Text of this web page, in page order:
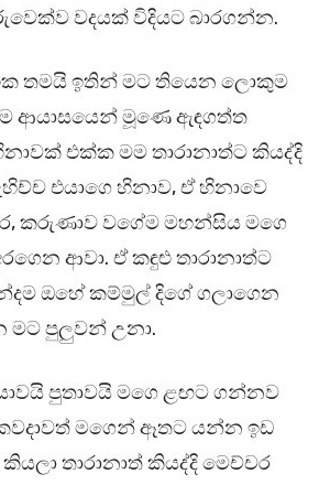
වදයක් විදියට බාරගන්න.
තමයි ඉතින් මට තියෙන ලොකුම
ආයාසයෙන් මූණෙ ඇඳගත්ත
එක්ක මම තාරානාත්ට කියද්දි
එයාගෙ හිනාව, ඒ හිනාවෙ
කරුණාව වගේම මහන්සිය මගෙ
ආවා. ඒ කඳුළු තාරානාත්ට
ඔහේ කම්මුල් දිගේ ගලාගෙන
පුලුවන් උනා.
පුතාවයි මගෙ ළඟට ගන්නව
මගෙන් ඈතට යන්න ඉඩ
තාරානාත් කියද්දි මෙච්චර